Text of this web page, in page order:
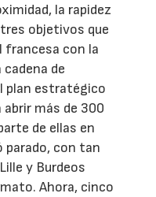
la rapidez
objetivos que
francesa con la
de
plan estratégico
más de 300
de ellas en
parado, con tan
y Burdeos
Ahora, cinco